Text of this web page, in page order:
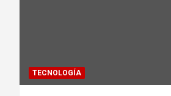
TECNOLOGÍA